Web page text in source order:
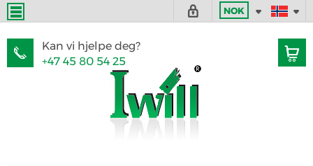
NOK
Kan vi hjelpe deg?
+47 45 80 54 25